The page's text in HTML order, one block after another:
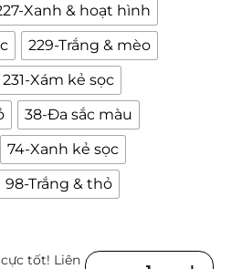
Xanh & hoạt hình
229-Trắng & mèo
231-Xám kẻ sọc
38-Đa sắc màu
74-Xanh kẻ sọc
98-Trắng & thỏ
tốt! Liên